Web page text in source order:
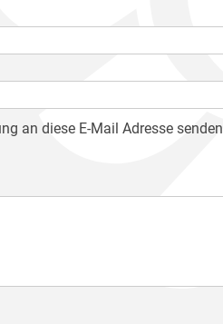
an diese E-Mail Adresse senden